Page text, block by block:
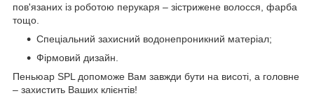
пов'язаних із роботою перукаря – зістрижене волосся, фарба
тощо.
Спеціальний захисний водонепроникний матеріал;
Фірмовий дизайн.
Пеньюар SPL допоможе Вам завжди бути на висоті, а головне
– захистить Ваших клієнтів!